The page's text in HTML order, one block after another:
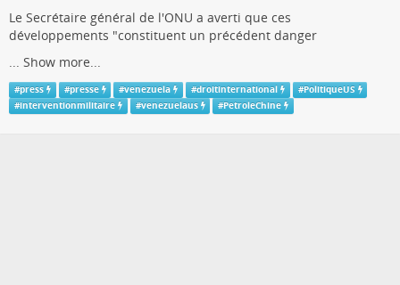
Le Secrétaire général de l'ONU a averti que ces
développements "constituent un précédent danger
... Show more...
#press #presse #venezuela #droitinternational #PolitiqueUS
#interventionmilitaire #venezuelaus #PetroleChine